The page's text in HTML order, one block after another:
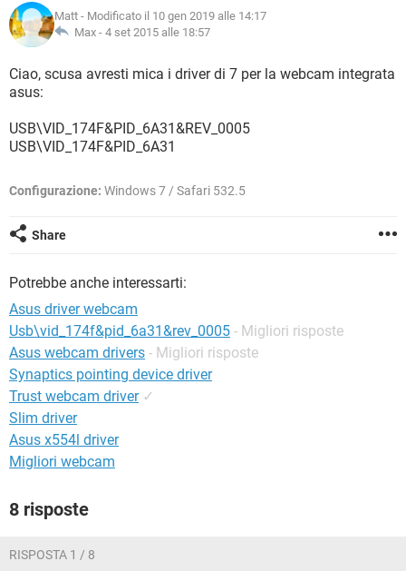
HARDWARE
TIKTOK
iOS WINDOWS 10
INSTAGRAM
TIKTOK FACEBOOK
INTRATTENIMENTO
INSTAGRAM
TIKTOK FACEBOOK
HARDWARE
GLOSSARIO
COVID-19
INTRATTENIMENTO ANDROID
INSTAGRAM WHATSAPP
HARDWARE
Matt - Modificato il 10 gen 2019 alle 14:17
Max - 4 set 2015 alle 18:57
Ciao, scusa avresti mica i driver di 7 per la webcam integrata
asus:
USB\VID_174F&PID_6A31&REV_0005
USB\VID_174F&PID_6A31
Configurazione: Windows 7 / Safari 532.5
Share
Potrebbe anche interessarti:
Asus driver webcam
Usb\vid_174f&pid_6a31&rev_0005 - Migliori risposte
Asus webcam drivers - Migliori risposte
Synaptics pointing device driver
Trust webcam driver ✓
Slim driver
Asus x554l driver
Migliori webcam
8 risposte
RISPOSTA 1 / 8